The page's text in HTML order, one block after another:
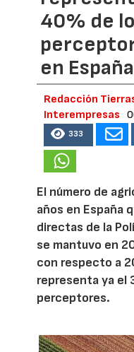
40% de
en España
Redacción
Interempresas
333
El número de
años en España
directas de la
se mantuvo en
con respecto a
representa ya el
perceptores.